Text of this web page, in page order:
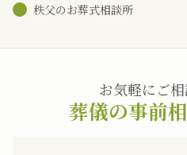
秩父のお葬式相談所
お気軽にご
葬儀の事前